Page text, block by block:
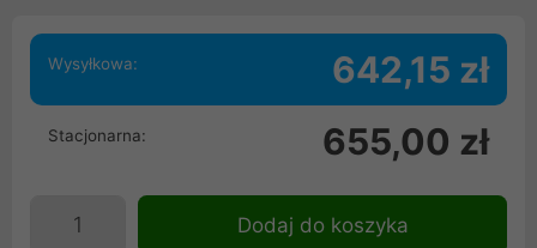
Wysyłkowa: 642,15 zł
Stacjonarna: 655,00 zł
Dodaj do koszyka